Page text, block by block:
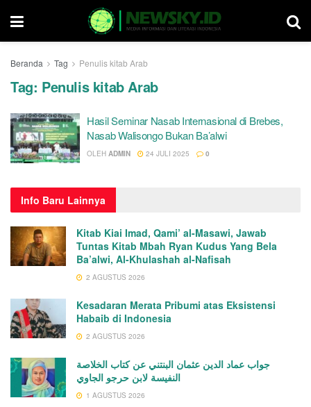
Beranda Tag Penulis kitab Arab
Tag: Penulis kitab Arab
Hasil Seminar Nasab Internasional di Brebes,
Nasab Walisongo Bukan Ba’alwi
OLEH ADMIN 24 JULI 2025 0
Info Baru Lainnya
Kitab Kiai Imad, Qami’ al-Masawi, Jawab
Tuntas Kitab Mbah Ryan Kudus Yang Bela
Ba’alwi, Al-Khulashah al-Nafisah
2 AGUSTUS 2026
Kesadaran Merata Pribumi atas Eksistensi
Habaib di Indonesia
2 AGUSTUS 2026
جواب عماد الدين عثمان البنتني عن كتاب الخلاصة
النفيسة لابن حرجو الجاوي
1 AGUSTUS 2026